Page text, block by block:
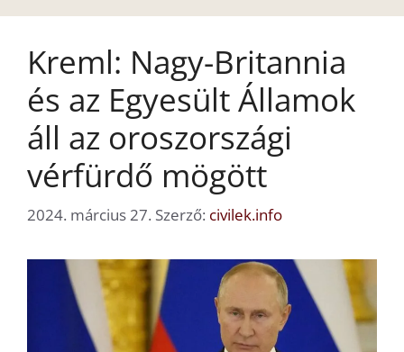
Kreml: Nagy-Britannia
és az Egyesült Államok
áll az oroszországi
vérfürdő mögött
2024. március 27. Szerző: civilek.info